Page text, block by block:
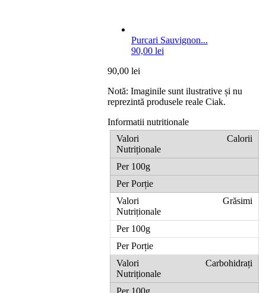
Purcari Sauvignon...
90,00 lei
90,00 lei
Notă: Imaginile sunt ilustrative și nu
reprezintă produsele reale Ciak.
Informatii nutritionale
Calorii
Grăsimi
Carbohidrați